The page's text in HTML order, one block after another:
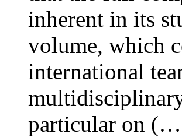
inherent in its
volume, which
international
particular on